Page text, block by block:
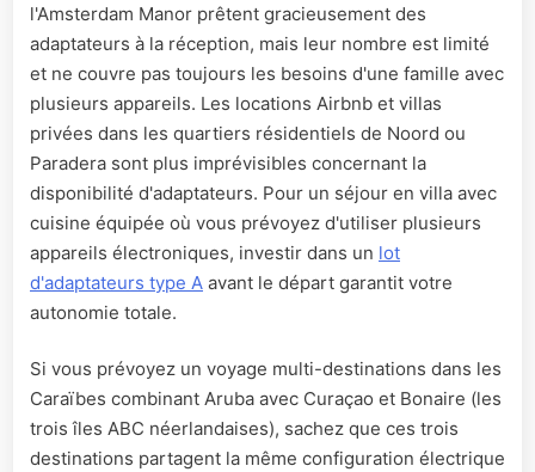
l'Amsterdam Manor prêtent gracieusement des
adaptateurs à la réception, mais leur nombre est limité
et ne couvre pas toujours les besoins d'une famille avec
plusieurs appareils. Les locations Airbnb et villas
privées dans les quartiers résidentiels de Noord ou
Paradera sont plus imprévisibles concernant la
disponibilité d'adaptateurs. Pour un séjour en villa avec
cuisine équipée où vous prévoyez d'utiliser plusieurs
appareils électroniques, investir dans un lot
d'adaptateurs type A avant le départ garantit votre
autonomie totale.
Si vous prévoyez un voyage multi-destinations dans les
Caraïbes combinant Aruba avec Curaçao et Bonaire (les
trois îles ABC néerlandaises), sachez que ces trois
destinations partagent la même configuration électrique